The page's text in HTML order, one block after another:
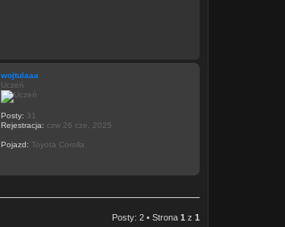
wojtulaaa
Uczeń
Posty: 31
Rejestracja: czw 26 cze, 2025
Pojazd: Toyota Corolla
Posty: 2 • Strona 1 z 1